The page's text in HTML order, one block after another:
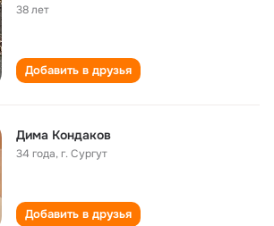
38 лет
Добавить в друзья
Дима Кондаков
34 года,г. Сургут
Добавить в друзья